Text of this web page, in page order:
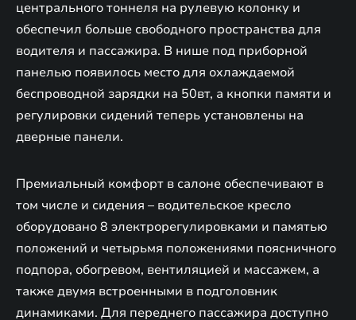
центрального тоннеля на рулевую колонку и
обеспечил больше свободного пространства для
водителя и пассажира. В нише под приборной
панелью появилось место для охлаждаемой
беспроводной зарядки на 50вт, а кнопки памяти и
регулировки сидений теперь установлены на
дверные панели.
Премиальный комфорт в салоне обеспечивают в
том числе и сидения – водительское кресло
оборудовано 8 электрорегулировками и памятью
положений и четырьмя положениями поясничного
подпора, обогревом, вентиляцией и массажем, а
также двумя встроенными в подголовник
динамиками. Для переднего пассажира доступно